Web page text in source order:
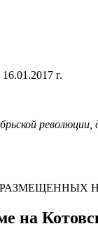
г.
революции,
на